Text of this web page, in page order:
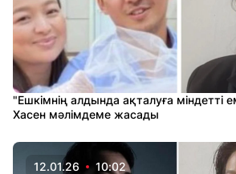
"Ешкімнің алдында ақталуға міндетті
Хасен мәлімдеме жасады
12.01.26 10:02